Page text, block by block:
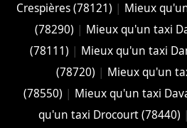
Crespières (78121) | Mieux
(78290) | Mieux qu'un taxi
(78111) | Mieux qu'un taxi
(78720) | Mieux qu'un
(78550) | Mieux qu'un taxi
qu'un taxi Drocourt (78440) |